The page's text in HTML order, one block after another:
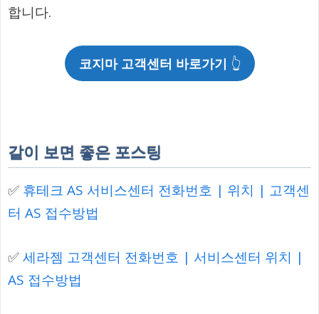
합니다.
코지마 고객센터 바로가기 👆
같이 보면 좋은 포스팅
✅ 휴테크 AS 서비스센터 전화번호 | 위치 | 고객센
터 AS 접수방법
✅세라젬 고객센터 전화번호 | 서비스센터 위치 |
AS 접수방법